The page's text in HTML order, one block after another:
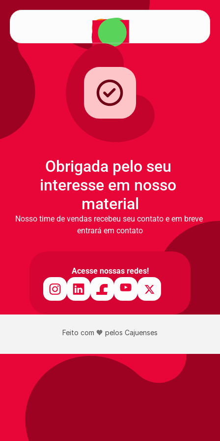
Obrigada pelo seu
interesse em nosso
material
Nosso time de vendas recebeu seu contato e em breve
entrará em contato
Acesse nossas redes!
Feito com 🧡 pelos Cajuenses